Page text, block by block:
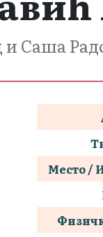
и Саша
Место /